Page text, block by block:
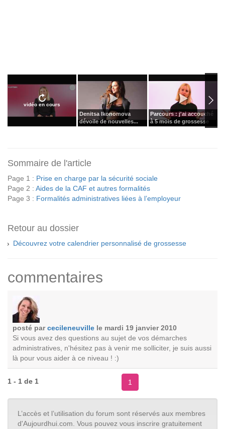
vidéo en cours
Denitsa Ikonomova
dévoile de nouvelles...
Parcours : j'ai accouché
à 5 mois de grossesse
Sommaire de l'article
Page 1 : Prise en charge par la sécurité sociale
Page 2 : Aides de la CAF et autres formalités
Page 3 : Formalités administratives liées à l’employeur
Retour au dossier
Découvrez votre calendrier personnalisé de grossesse
commentaires
posté parcecileneuville le mardi 19 janvier 2010
Si vous avez des questions au sujet de vos démarches
administratives, n'hésitez pas à venir me solliciter, je suis aussi
là pour vous aider à ce niveau ! :)
1 - 1 de 1 1
L’accès et l’utilisation du forum sont réservés aux membres
d'Aujourdhui.com. Vous pouvez vous inscrire gratuitement